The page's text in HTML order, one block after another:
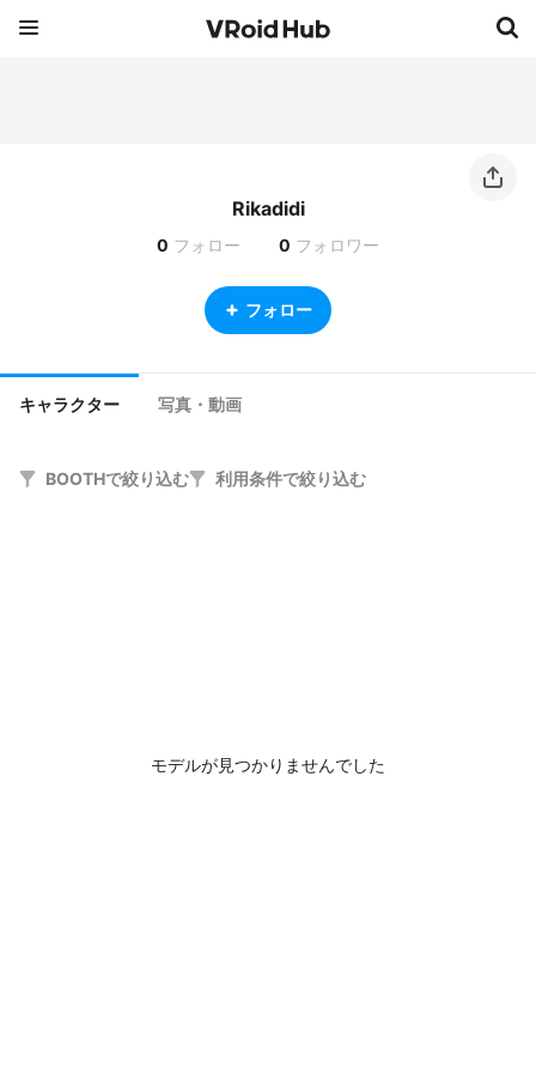
Rikadidi
0 フォロー 0 フォロワー
フォロー
キャラクター 写真・動画
BOOTHで絞り込む 利用条件で絞り込む
モデルが見つかりませんでした